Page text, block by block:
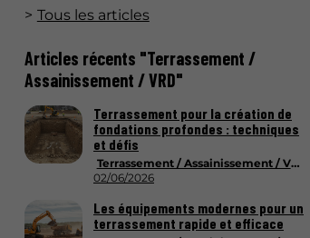
Tous les articles
Articles récents "Terrassement /
Assainissement / VRD"
Terrassement / Assainissement / VRD
02/06/2026
Terrassement pour la création de
fondations profondes : techniques
et défis
Les équipements modernes pour un
terrassement rapide et efficace